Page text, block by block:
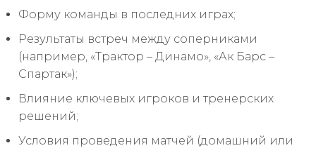
Форму команды в последних играх;
Результаты встреч между соперниками
(например, «Трактор – Динамо», «Ак Барс –
Спартак»);
Влияние ключевых игроков и тренерских
решений;
Условия проведения матчей (домашний или